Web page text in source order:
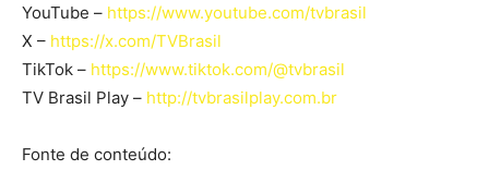
YouTube – https://www.youtube.com/tvbrasil
X – https://x.com/TVBrasil
TikTok – https://www.tiktok.com/@tvbrasil
TV Brasil Play – http://tvbrasilplay.com.br
Fonte de conteúdo: